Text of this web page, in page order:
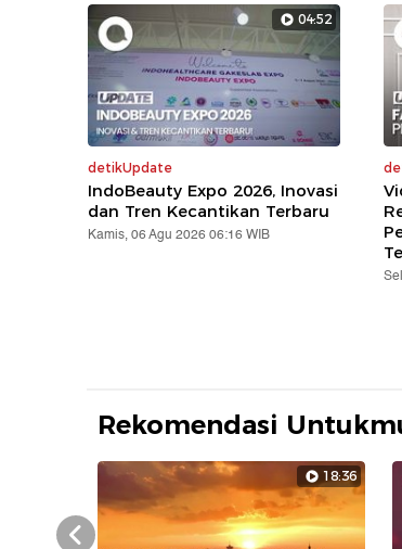
04:52
detikUpdate
IndoBeauty Expo 2026, Inovasi
dan Tren Kecantikan Terbaru
Kamis, 06 Agu 2026 06:16 WIB
Rekomendasi
18:36